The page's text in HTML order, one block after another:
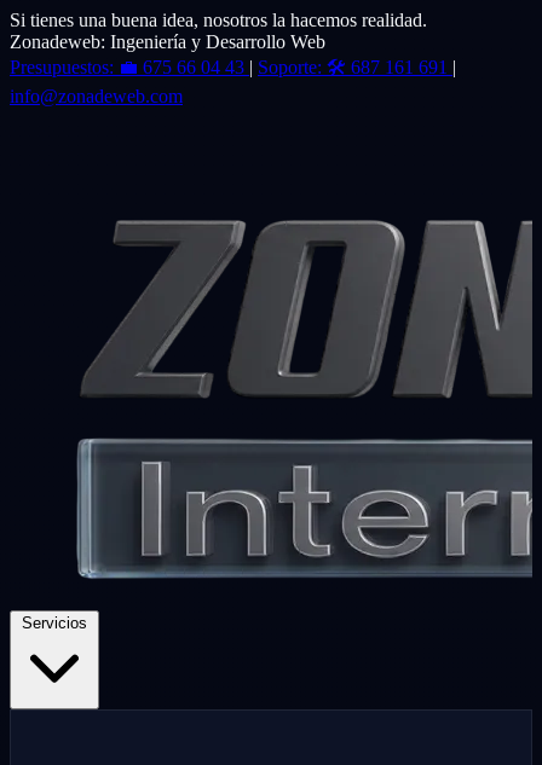
Si tienes una buena idea, nosotros la hacemos realidad.
Zonadeweb: Ingeniería y Desarrollo Web
Presupuestos: 💼 675 66 04 43 | Soporte: 🛠️ 687 161 691 |
info@zonadeweb.com